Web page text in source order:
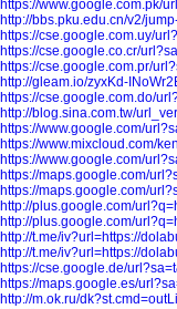
https://www.google.com.pk/
http://bbs.pku.edu.cn/v2/
https://cse.google.com.uy/
https://cse.google.co.cr/
https://cse.google.com.pr/
http://gleam.io/zyxKd-
https://cse.google.com.do/
http://blog.sina.com.tw/
https://www.google.com/
https://www.mixcloud.com/
https://www.google.com/
https://maps.google.com/
https://maps.google.com/
http://plus.google.com/
http://plus.google.com/
http://t.me/iv?url=https://
http://t.me/iv?url=https://
https://cse.google.de/
https://maps.google.es/
http://m.ok.ru/